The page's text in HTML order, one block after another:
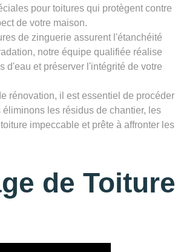
pour toitures qui protègent contre
de votre maison.
de zinguerie assurent l'étanchéité
notre équipe qualifiée réalise
d'eau et préserver l'intégrité de votre
rénovation, il est essentiel de procéder
les résidus de chantier, les
impeccable et prête à affronter les
de Toiture